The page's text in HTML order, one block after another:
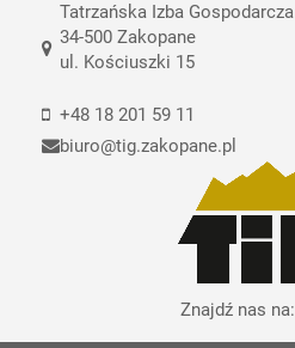
Tatrzańska Izba Gospodarcza
34-500 Zakopane
ul. Kościuszki 15
+48 18 201 59 11
biuro@tig.zakopane.pl
Znajdź nas na: